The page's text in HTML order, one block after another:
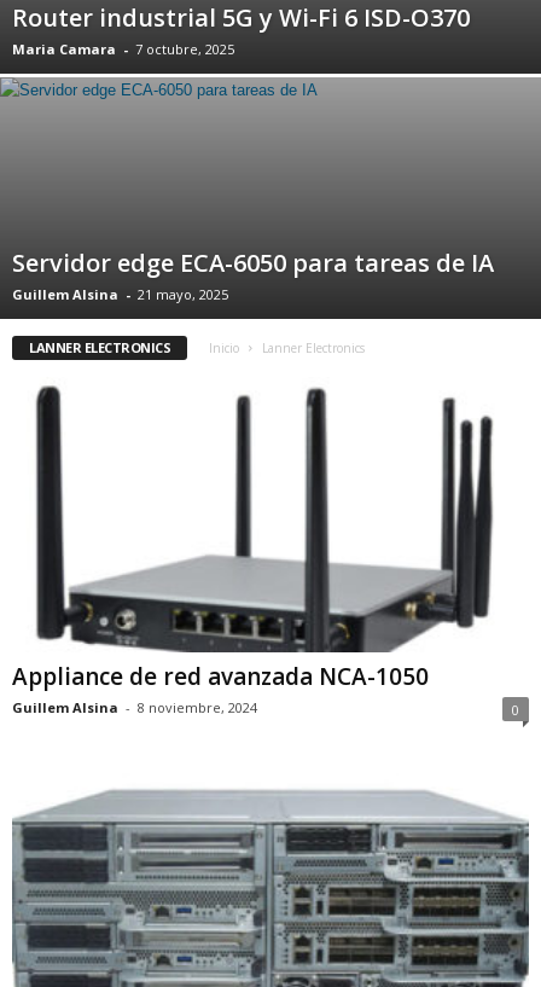
Router industrial 5G y Wi-Fi 6 ISD-O370
Maria Camara - 7 octubre, 2025
Servidor edge ECA-6050 para tareas de IA
Guillem Alsina - 21 mayo, 2025
LANNER ELECTRONICS Inicio Lanner Electronics
Appliance de red avanzada NCA-1050
Guillem Alsina - 8 noviembre, 2024 0